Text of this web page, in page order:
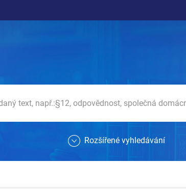
Rozšířené vyhledávání